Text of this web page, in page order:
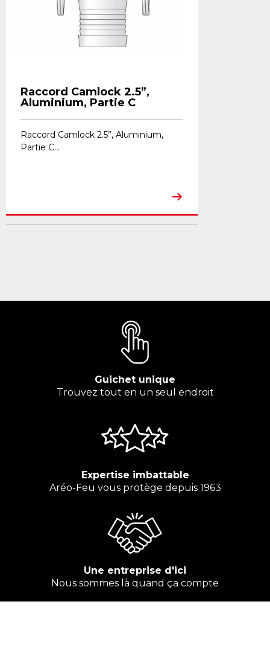
Raccord Camlock 2.5”,
Aluminium, Partie C
Raccord Camlock 2.5”, Aluminium,
Partie C...
Guichet unique
Trouvez tout en un seul endroit
Expertise imbattable
Aréo-Feu vous protège depuis 1963
Une entreprise d'ici
Nous sommes là quand ça compte